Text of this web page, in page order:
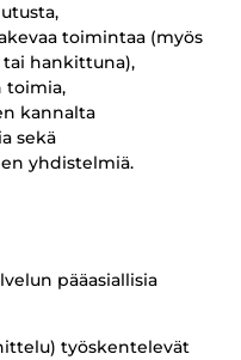
toimintaa (myös
hankittuna),
toimia,
kannalta
sekä
yhdistelmiä.
pääasiallisia
työskentelevät